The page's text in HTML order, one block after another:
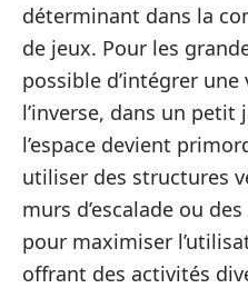
déterminant dans la
de jeux. Pour les
possible d’intégrer une
l’inverse, dans un
l’espace devient
utiliser des structures
murs d’escalade ou
pour maximiser
offrant des activités